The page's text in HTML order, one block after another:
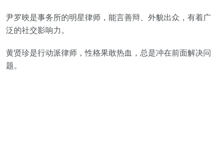
尹罗映是事务所的明星律师，能言善辩、外貌出众，有着广
泛的社交影响力。
黄贤珍是行动派律师，性格果敢热血，总是冲在前面解决问
题。